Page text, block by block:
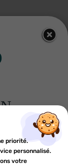
vous
×
×
×
à votre
priorité.
personnalisé.
votre